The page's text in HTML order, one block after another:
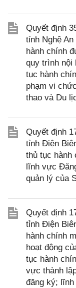
Quyết định
tỉnh Nghệ
hành chính
quy trình nội
tục hành
phạm vi
thao và Du
Quyết định
tỉnh Điện
thủ tục hành
lĩnh vực
quản lý của
Quyết định
tỉnh Điện
hành chính
hoạt động
tục hành
vực thành
đăng ký;